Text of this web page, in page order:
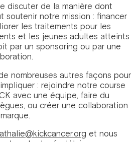
discuter de la manière dont
soutenir notre mission : financer
les traitements pour les
et les jeunes adultes atteints
par un sponsoring ou par une
nombreuses autres façons pour
: rejoindre notre course
avec une équipe, faire du
ou créer une collaboration
et nous